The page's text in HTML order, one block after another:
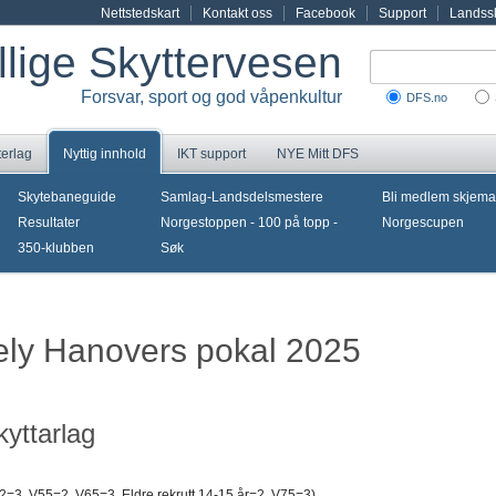
Nettstedskart Kontakt oss Facebook Support
Skyttervesen
Forsvar, sport og god våpenkultur DFS.no
Nyttig innhold IKT support NYE Mitt DFS
Skytebaneguide
Resultater
350-klubben
Samlag-Landsdelsmestere
Norgestoppen - 100 på topp -
Søk
Bli medlem skjema
Norgescupen
Hanovers pokal 2025